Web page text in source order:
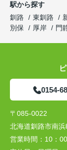
駅から探す
釧路
東釧路
別保
厚岸 門
0154-
〒085-0022
北海道釧路市南
営業時間： 10：